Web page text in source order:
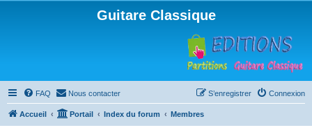
Guitare Classique
FAQ Nous contacter Connexion
S’enregistrer
Accueil Portail Index du forum Membres